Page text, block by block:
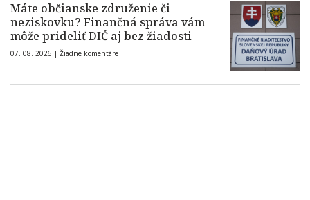
Máte občianske združenie či
neziskovku? Finančná správa vám
môže prideliť DIČ aj bez žiadosti
07. 08. 2026 | Žiadne komentáre